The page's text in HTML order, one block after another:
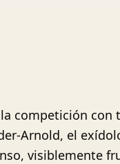
competición con
Arnold, el
visiblemente